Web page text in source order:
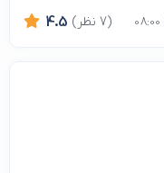
4.5 (7 نظر)